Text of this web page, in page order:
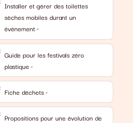
Installer et gérer des toilettes
sèches mobiles durant un
événement
Guide pour les festivals zéro
plastique
Fiche déchets
Propositions pour une évolution de